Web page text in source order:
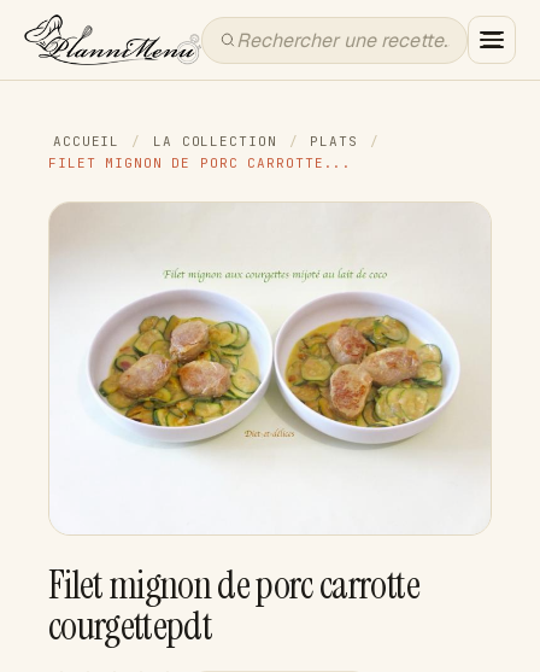
ACCUEIL / LA COLLECTION / PLATS
/
FILET MIGNON DE PORC CARROTTE...
Filet mignon de porc carrotte
courgettepdt